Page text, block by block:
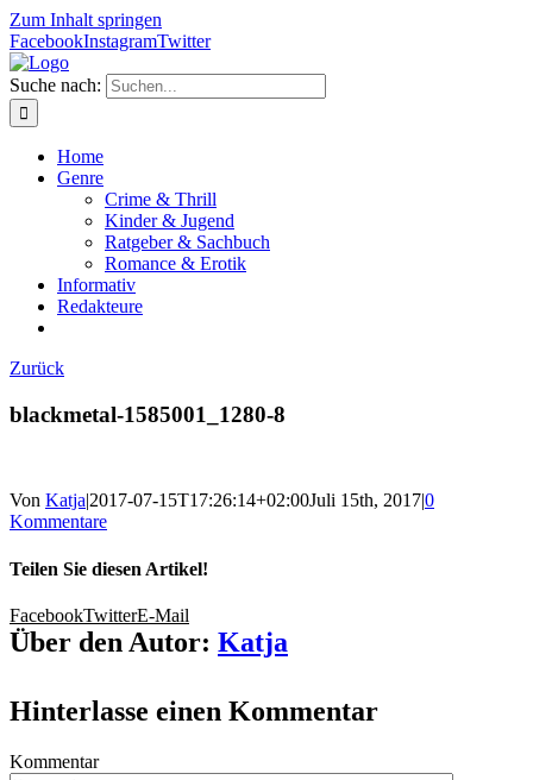
Zum Inhalt springen
FacebookInstagramTwitter
Suche nach:
Home
Genre
Crime & Thrill
Kinder & Jugend
Ratgeber & Sachbuch
Romance & Erotik
Informativ
Redakteure
Zurück
blackmetal-1585001_1280-8
Von Katja|2017-07-15T17:26:14+02:00Juli 15th, 2017|0
Kommentare
Teilen Sie diesen Artikel!
FacebookTwitterE-Mail
Über den Autor: Katja
Hinterlasse einen Kommentar
Kommentar